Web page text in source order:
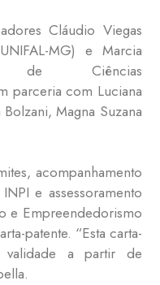
Cláudio Viegas
MG) e Marcia
de Ciências
parceria com Luciana
Magna Suzana
acompanhamento
e assessoramento
e Empreendedorismo
patente. “Esta carta-
a partir de